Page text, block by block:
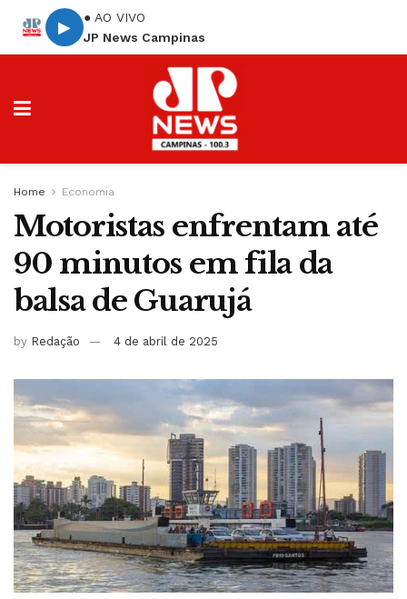
▶
● AO VIVO
JP News Campinas
Home Economia
Motoristas enfrentam até
90 minutos em fila da
balsa de Guarujá
by Redação 4 de abril de 2025